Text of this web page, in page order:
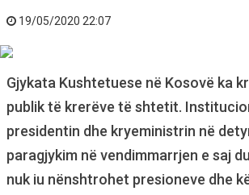
19/05/2020 22:07
Gjykata Kushtetuese në Kosovë ka
publik të krerëve të shtetit.
presidentin dhe kryeministrin në
paragjykim në vendimmarrjen e saj
nuk iu nënshtrohet presioneve dhe